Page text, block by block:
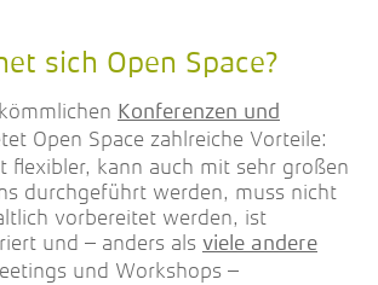
sich Open Space?
Konferenzen und
Open Space zahlreiche Vorteile:
flexibler, kann auch mit sehr großen
durchgeführt werden, muss nicht
vorbereitet werden, ist
und – anders als viele andere
und Workshops –